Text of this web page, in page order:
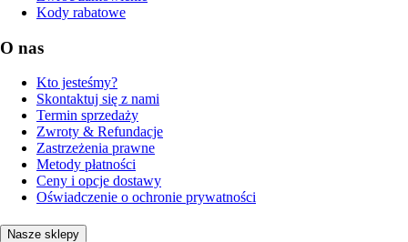
Kody rabatowe
O nas
Kto jesteśmy?
Skontaktuj się z nami
Termin sprzedaży
Zwroty & Refundacje
Zastrzeżenia prawne
Metody płatności
Ceny i opcje dostawy
Oświadczenie o ochronie prywatności
Nasze sklepy